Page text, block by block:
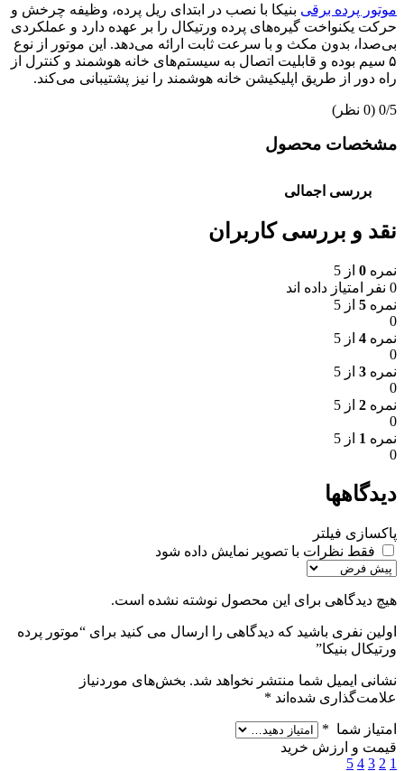
موتور پرده برقی بنیکا با نصب در ابتدای ریل پرده، وظیفه چرخش و
حرکت یکنواخت گیره‌های پرده ورتیکال را بر عهده دارد و عملکردی
بی‌صدا، بدون مکث و با سرعت ثابت ارائه می‌دهد. این موتور از نوع
۵ سیم بوده و قابلیت اتصال به سیستم‌های خانه هوشمند و کنترل از
راه دور از طریق اپلیکیشن خانه هوشمند را نیز پشتیبانی می‌کند.
‫0/5 ‫(0 نظر)
مشخصات محصول
بررسی اجمالی
نقد و بررسی کاربران
نمره 0 از 5
0 نفر امتیاز داده اند
نمره 5 از 5
0
نمره 4 از 5
0
نمره 3 از 5
0
نمره 2 از 5
0
نمره 1 از 5
0
دیدگاهها
پاکسازی فیلتر
فقط نظرات با تصویر نمایش داده شود
هیچ دیدگاهی برای این محصول نوشته نشده است.
اولین نفری باشید که دیدگاهی را ارسال می کنید برای “موتور پرده
ورتیکال بنیکا”
نشانی ایمیل شما منتشر نخواهد شد. بخش‌های موردنیاز
علامت‌گذاری شده‌اند *
امتیاز شما *
قیمت و ارزش خرید
1
2
3
4
5